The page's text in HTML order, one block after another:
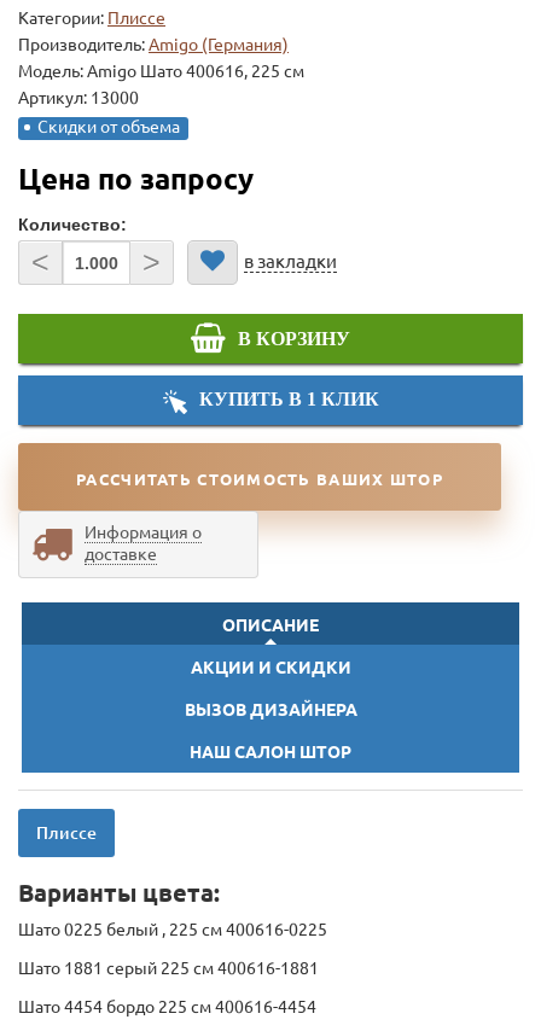
Категории: Плиссе
Производитель:Amigo (Германия)
Модель:Amigo Шато 400616, 225 см
Артикул: 13000
Скидки от объема
Цена по запросу
Количество:
< > в закладки
В КОРЗИНУ
КУПИТЬ В 1 КЛИК
РАССЧИТАТЬ СТОИМОСТЬ ВАШИХ ШТОР
Информация о
доставке
ОПИСАНИЕ
АКЦИИ И СКИДКИ
ВЫЗОВ ДИЗАЙНЕРА
НАШ САЛОН ШТОР
Плиссе
Варианты цвета:
Шато 0225 белый , 225 см 400616-0225
Шато 1881 серый 225 см 400616-1881
Шато 4454 бордо 225 см 400616-4454